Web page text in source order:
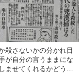
殺さないかの分かれ目
が自分の言うままにな
ませてくれるかどう